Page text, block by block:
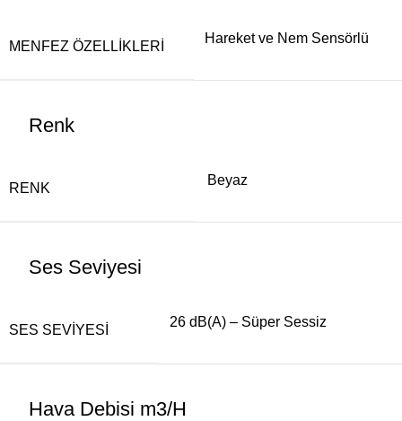
MENFEZ ÖZELLIKLERI
Hareket ve Nem Sensörlü
Renk
RENK
Beyaz
Ses Seviyesi
SES SEVIYESI
26 dB(A) – Süper Sessiz
Hava Debisi m3/H